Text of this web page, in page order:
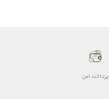
پرداخت امن